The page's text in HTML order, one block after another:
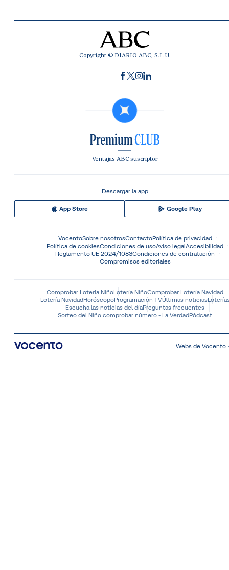
Copyright © DIARIO ABC, S.L.U.
Ventajas ABC suscriptor
Descargar la app
App Store Google Play
VocentoSobre nosotrosContactoPolítica de privacidad
Política de cookiesCondiciones de usoAviso legalAccesibilidad
Reglamento UE 2024/1083Condiciones de contratación
Compromisos editoriales
Comprobar Lotería NiñoLotería NiñoComprobar Lotería Navidad
Lotería NavidadHoróscopoProgramación TVÚltimas noticias
Escucha las noticias del díaPreguntas frecuentes
Sorteo del Niño comprobar número - La VerdadPódcast
Webs de Vocento